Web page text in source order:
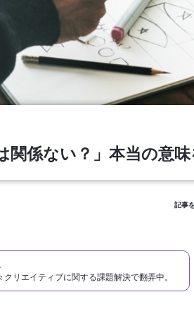
関係ない？」本当の意
記事
リエイティブに関する課題解決で翻弄中。